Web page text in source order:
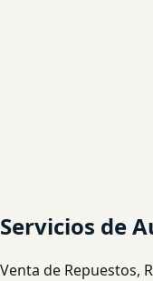
Servicios de
Venta de Repuestos,